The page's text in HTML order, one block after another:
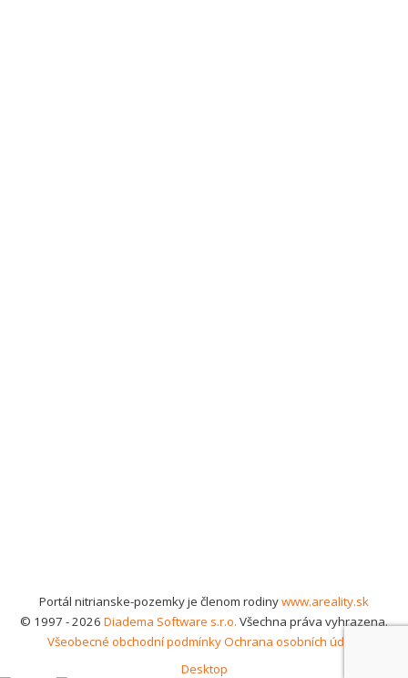
Portál nitrianske-pozemky je členom rodinywww.areality.sk
© 1997 - 2026 Diadema Software s.r.o. Všechna práva vyhrazena.
Všeobecné obchodní podmínkyOchrana osobních údajů
Desktop